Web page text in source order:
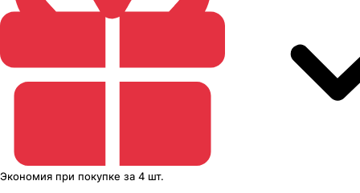
Экономия при покупке за 4 шт.